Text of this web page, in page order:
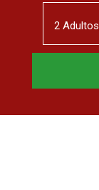
2 Adultos